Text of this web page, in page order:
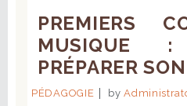
PREMIERS
MUSIQUE :
PRÉPARER
PÉDAGOGIE by